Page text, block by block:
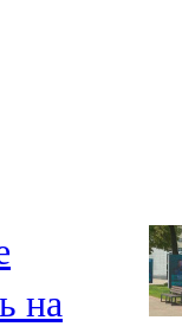
на